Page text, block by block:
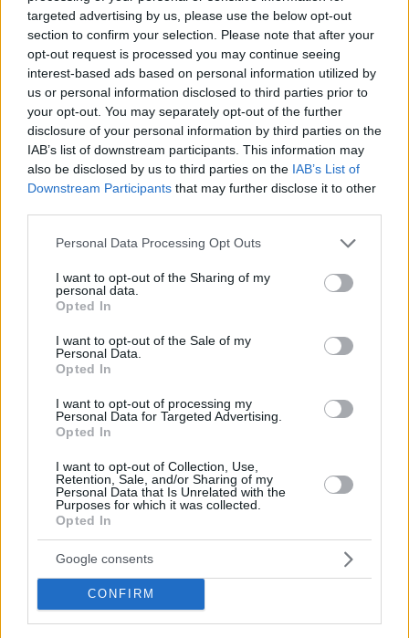
targeted advertising by us, please use the below opt-out
section to confirm your selection. Please note that after your
opt-out request is processed you may continue seeing
interest-based ads based on personal information utilized by
us or personal information disclosed to third parties prior to
your opt-out. You may separately opt-out of the further
disclosure of your personal information by third parties on the
IAB’s list of downstream participants. This information may
also be disclosed by us to third parties on the IAB’s List of
Downstream Participants that may further disclose it to other
Please note that this website/app uses one or more Google
not limited to your visit or usage behaviour. You may click to
grant or deny consent to Google and its third-party tags to
use your data for below specified purposes in below Google
consent section.
Personal Data Processing Opt Outs
I want to opt-out of the Sharing of my
personal data.
Opted In
I want to opt-out of the Sale of my
Personal Data.
Opted In
I want to opt-out of processing my
Personal Data for Targeted Advertising.
Opted In
I want to opt-out of Collection, Use,
Retention, Sale, and/or Sharing of my
Personal Data that Is Unrelated with the
Purposes for which it was collected.
Opted In
Google consents
CONFIRM
detto.
budapest #legge #ungheria
Leave a Reply
Your email address will not be published. Required fields are marked*
*
Website
Save my name, email and website in this browser for the
next time I comment.
Post Comment